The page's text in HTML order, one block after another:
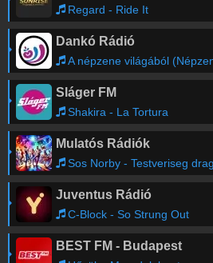
Regard - Ride It
Dankó Rádió
A népzene világából
Sláger FM
Shakira - La Tortura
Mulatós Rádiók
Sos Norby - Testveriseg
Juventus Rádió
C-Block - So Strung Out
BEST FM - Budapest